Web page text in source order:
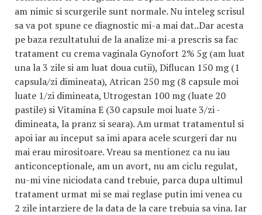
am nimic si scurgerile sunt normale. Nu inteleg scrisul
sa va pot spune ce diagnostic mi-a mai dat..Dar acesta
pe baza rezultatului de la analize mi-a prescris sa fac
tratament cu crema vaginala Gynofort 2% 5g (am luat
una la 3 zile si am luat doua cutii), Diflucan 150 mg (1
capsula/zi dimineata), Atrican 250 mg (8 capsule moi
luate 1/zi dimineata, Utrogestan 100 mg (luate 20
pastile) si Vitamina E (30 capsule moi luate 3/zi -
dimineata, la pranz si seara). Am urmat tratamentul si
apoi iar au inceput sa imi apara acele scurgeri dar nu
mai erau mirositoare. Vreau sa mentionez ca nu iau
anticonceptionale, am un avort, nu am ciclu regulat,
nu-mi vine niciodata cand trebuie, parca dupa ultimul
tratament urmat mi se mai reglase putin imi venea cu
2 zile intarziere de la data de la care trebuia sa vina. Iar